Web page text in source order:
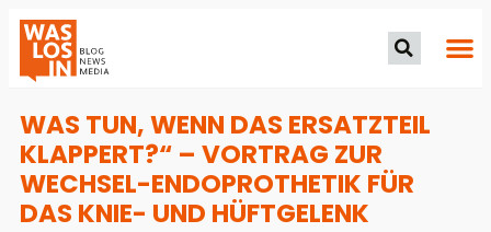
WAS TUN, WENN DAS ERSATZTEIL
KLAPPERT?“ – VORTRAG ZUR
WECHSEL-ENDOPROTHETIK FÜR
DAS KNIE- UND HÜFTGELENK